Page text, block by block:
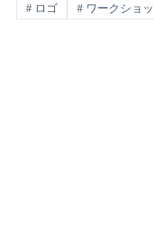
#ロゴ #ワークショ